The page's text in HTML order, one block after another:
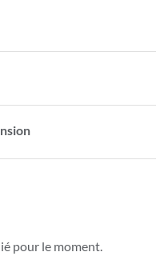
pour le moment.